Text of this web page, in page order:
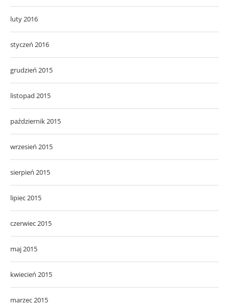
luty 2016
styczeń 2016
grudzień 2015
listopad 2015
październik 2015
wrzesień 2015
sierpień 2015
lipiec 2015
czerwiec 2015
maj 2015
kwiecień 2015
marzec 2015